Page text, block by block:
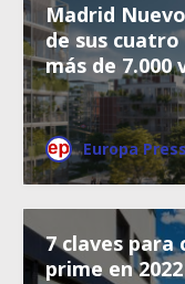
Madrid
de sus
más de 7.000
Europa
7 claves
prime en 2022